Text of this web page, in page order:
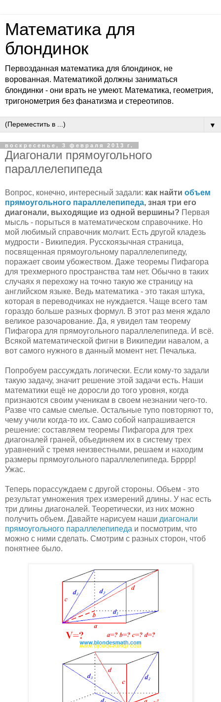
Математика для
блондинок
Первозданная математика для блондинок, не
ворованная. Математикой должны заниматься
блондинки - они врать не умеют. Математика, геометрия,
тригонометрия без фанатизма и стереотипов.
▼
воскресенье, 3 февраля 2013 г.
Диагонали прямоугольного
параллелепипеда
Вопрос, конечно, интересный задали: как найти объем
прямоугольного параллелепипеда, зная три его
диагонали, выходящие из одной вершины? Первая
мысль - порыться в математическом справочнике. Но
мой любимый справочник молчит. Есть другой кладезь
мудрости - Википедия. Русскоязычная страница,
посвященная прямоугольному параллелепипеду,
поражает своим убожеством. Даже теоремы Пифагора
для трехмерного пространства там нет. Обычно в таких
случаях я перехожу на точно такую же страницу на
английском языке. Ведь математика - это такая штука,
которая в переводчиках не нуждается. Чаще всего там
гораздо больше разных формул. В этот раз меня ждало
великое разочарование. Да, я увидел там теорему
Пифагора для прямоугольного параллелепипеда. И всё.
Всякой математической фигни в Википедии навалом, а
вот самого нужного в данный момент нет. Печалька.
Попробуем рассуждать логически. Если кому-то задали
такую задачу, значит решение этой задачи есть. Наши
математики ещё не доросли до того уровня, когда
признаются своим ученикам в своем незнании чего-то.
Разве что самые смелые. Остальные тупо повторяют то,
чему учили когда-то их. Само собой напрашивается
решение: составляем теоремы Пифагора для трех
диагоналей граней, объединяем их в систему трех
уравнений с тремя неизвестными, решаем и находим
размеры прямоугольного параллелепипеда. Брррр!
Ужас.
Теперь порассуждаем с другой стороны. Объем - это
результат умножения трех измерений длины. У нас есть
три длины диагоналей. Теоретически, из них можно
получить объем. Давайте нарисуем наши диагонали
прямоугольного параллелепипеда и посмотрим, что
можно с ними сделать. Смотрим с разных сторон, чтоб
понятнее было.